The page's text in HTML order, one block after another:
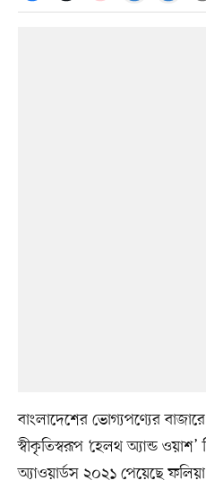
বাংলাদেশের ভোগ্যপণ্যের
স্বীকৃতিস্বরূপ ‘হেলথ অ্যান্ড
অ্যাওয়ার্ডস ২০২১ পেয়েছে